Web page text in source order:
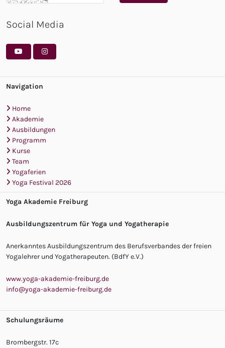
Social Media
Navigation
Home
Akademie
Ausbildungen
Programm
Kurse
Team
Yogaferien
Yoga Festival 2026
Yoga Akademie Freiburg
Ausbildungszentrum für Yoga und Yogatherapie
Anerkanntes Ausbildungszentrum des Berufsverbandes der freien
Yogalehrer und Yogatherapeuten. (BdfY e.V.)
www.yoga-akademie-freiburg.de
info@yoga-akademie-freiburg.de
Schulungsräume
Brombergstr. 17c